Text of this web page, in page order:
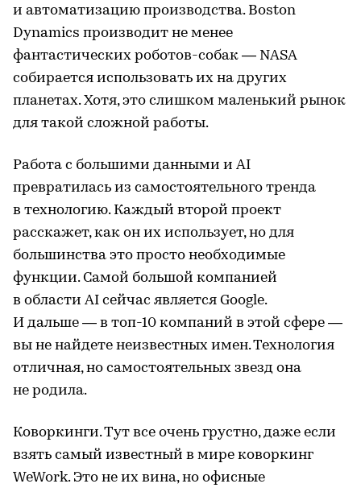
и автоматизацию производства. Boston
Dynamics производит не менее
фантастических роботов-собак — NASA
собирается использовать их на других
планетах. Хотя, это слишком маленький рынок
для такой сложной работы.
Работа с большими данными и AI
превратилась из самостоятельного тренда
в технологию. Каждый второй проект
расскажет, как он их использует, но для
большинства это просто необходимые
функции. Самой большой компанией
в области AI сейчас является Google.
И дальше — в топ-10 компаний в этой сфере —
вы не найдете неизвестных имен. Технология
отличная, но самостоятельных звезд она
не родила.
Коворкинги. Тут все очень грустно, даже если
взять самый известный в мире коворкинг
WeWork. Это не их вина, но офисные